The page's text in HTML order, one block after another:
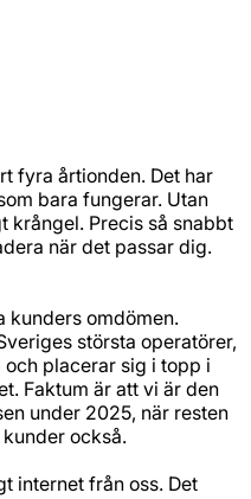
fyra årtionden. Det har
bara fungerar. Utan
krångel. Precis så snabbt
när det passar dig.
kunders omdömen.
största operatörer,
placerar sig i topp i
Faktum är att vi är den
under 2025, när resten
också.
internet från oss. Det